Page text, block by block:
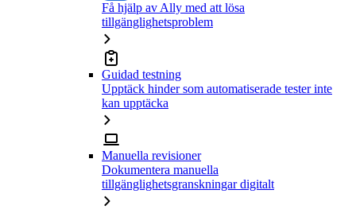
Få hjälp av Ally med att lösa
tillgänglighetsproblem
Guidad testning
Upptäck hinder som automatiserade tester inte
kan upptäcka
Manuella revisioner
Dokumentera manuella
tillgänglighetsgranskningar digitalt